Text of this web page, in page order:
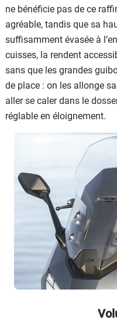
ne bénéficie pas de ce
agréable, tandis que sa
suffisamment évasée à
cuisses, la rendent
sans que les grandes
de place : on les allonge
aller se caler dans le
réglable en éloignement.